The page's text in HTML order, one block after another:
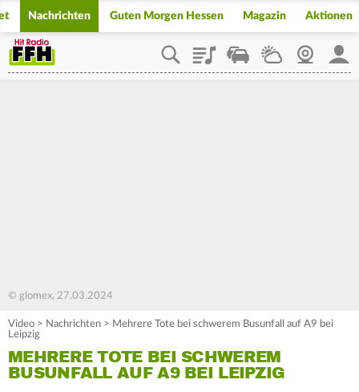
Nachrichten Guten Morgen Hessen Magazin Aktionen
PlaylistStaupilotWetterWebcam
© glomex, 27.03.2024
Video > Nachrichten > Mehrere Tote bei schwerem Busunfall auf A9 bei
Leipzig
MEHRERE TOTE BEI SCHWEREM
BUSUNFALL AUF A9 BEI LEIPZIG